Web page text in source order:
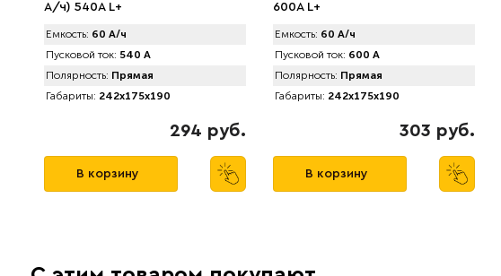
А/ч) 540А L+
Емкость: 60 А/ч
Пусковой ток: 540 А
Полярность: Прямая
Габариты: 242x175x190
294 руб.
В корзину
600A L+
Емкость: 60 А/ч
Пусковой ток: 600 А
Полярность: Прямая
Габариты: 242x175x190
303 руб.
В корзину